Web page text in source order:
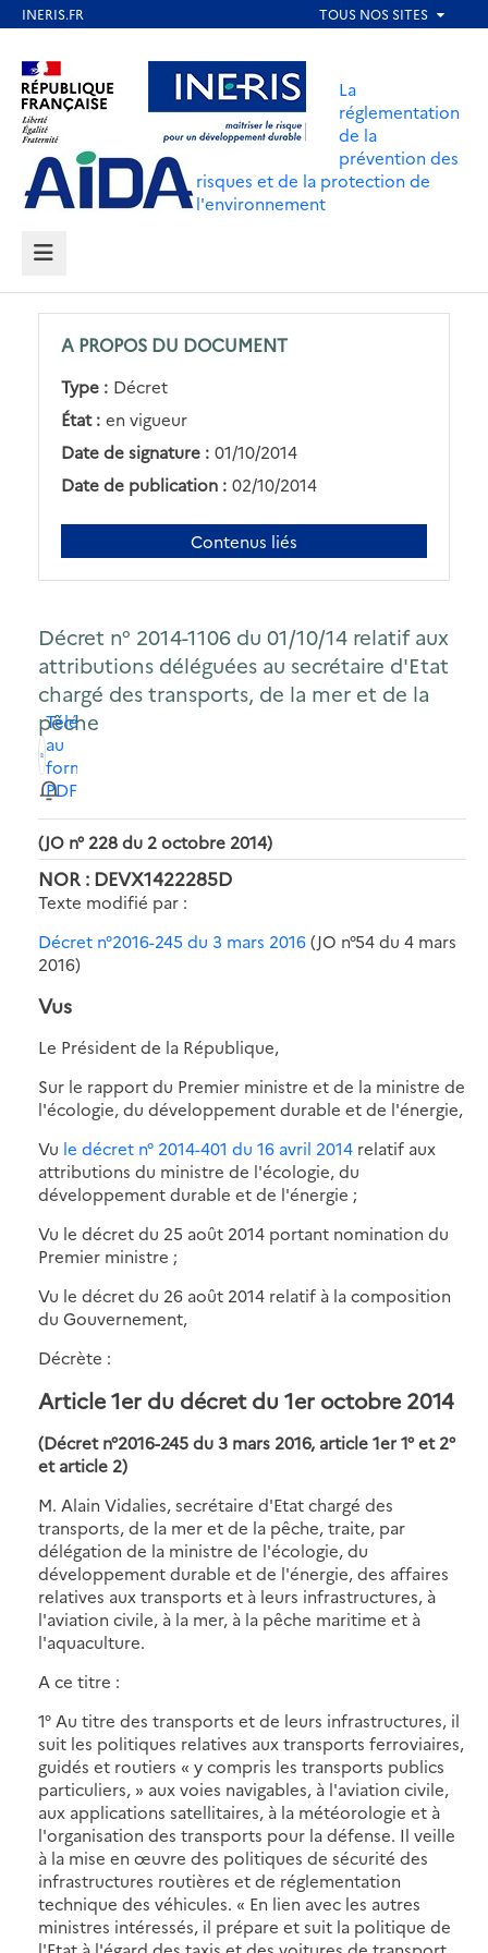
contenu
principal
Aller au contenu Aller au menu
Aller au pied de page
La
réglementation
de la
prévention des
risques et de la protection de
l'environnement
MENU
A PROPOS DU DOCUMENT
Type : Décret
État : en vigueur
Date de signature : 01/10/2014
Date de publication : 02/10/2014
Contenus liés
Décret n° 2014-1106 du 01/10/14 relatif aux
attributions déléguées au secrétaire d'Etat
chargé des transports, de la mer et de la
pêche
Télécharger
au
format
PDF
(JO n° 228 du 2 octobre 2014)
NOR : DEVX1422285D
Texte modifié par :
Décret n°2016-245 du 3 mars 2016(JO n°54 du 4 mars
2016)
Vus
Le Président de la République,
Sur le rapport du Premier ministre et de la ministre de
l'écologie, du développement durable et de l'énergie,
Vu le décret n° 2014-401 du 16 avril 2014 relatif aux
attributions du ministre de l'écologie, du
développement durable et de l'énergie ;
Vu le décret du 25 août 2014 portant nomination du
Premier ministre ;
Vu le décret du 26 août 2014 relatif à la composition
du Gouvernement,
Décrète :
Article 1er du décret du 1er octobre 2014
(Décret n°2016-245 du 3 mars 2016, article 1er 1° et 2°
et article 2)
M. Alain Vidalies, secrétaire d'Etat chargé des
transports, de la mer et de la pêche, traite, par
délégation de la ministre de l'écologie, du
développement durable et de l'énergie, des affaires
relatives aux transports et à leurs infrastructures, à
l'aviation civile, à la mer, à la pêche maritime et à
l'aquaculture.
A ce titre :
1° Au titre des transports et de leurs infrastructures, il
suit les politiques relatives aux transports ferroviaires,
guidés et routiers « y compris les transports publics
particuliers, » aux voies navigables, à l'aviation civile,
aux applications satellitaires, à la météorologie et à
l'organisation des transports pour la défense. Il veille
à la mise en œuvre des politiques de sécurité des
infrastructures routières et de réglementation
technique des véhicules. « En lien avec les autres
ministres intéressés, il prépare et suit la politique de